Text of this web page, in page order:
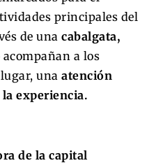
principales del
de una cabalgata,
a los
una atención
experiencia.
de la capital